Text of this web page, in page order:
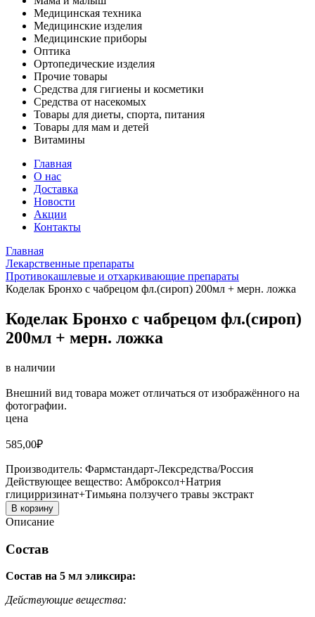
Медицинская техника
Медицинские изделия
Медицинские приборы
Оптика
Ортопедические изделия
Прочие товары
Средства для гигиены и косметики
Средства от насекомых
Товары для диеты, спорта, питания
Товары для мам и детей
Витамины
Главная
О нас
Доставка
Новости
Акции
Контакты
Главная
Лекарственные препараты
Противокашлевые и отхаркивающие препараты
Коделак Бронхо с чабрецом фл.(сироп) 200мл + мерн. ложка
Коделак Бронхо с чабрецом фл.(сироп)
200мл + мерн. ложка
в наличии
Внешний вид товара может отличаться от изображённого на
фотографии.
цена
585,00₽
Производитель: Фармстандарт-Лексредства/Россия
Действующее вещество: Амброксол+Натрия
глицирризинат+Тимьяна ползучего травы экстракт
В корзину
Описание
Состав
Состав на 5 мл эликсира:
Действующие вещества: